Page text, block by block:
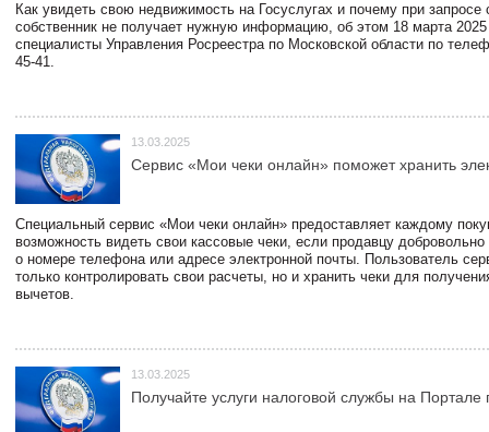
Как увидеть свою недвижимость на Госуслугах и почему при запросе
собственник не получает нужную информацию, об этом 18 марта 2025
специалисты Управления Росреестра по Московской области по
45-41.
13.03.2025
Сервис «Мои чеки онлайн» поможет хранить
Специальный сервис «Мои чеки онлайн» предоставляет каждому
возможность видеть свои кассовые чеки, если продавцу
о номере телефона или адресе электронной почты. Пользователь
только контролировать свои расчеты, но и хранить чеки для
вычетов.
13.03.2025
Получайте услуги налоговой службы на Портале